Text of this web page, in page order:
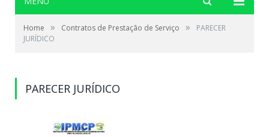
Home » Contratos de Prestação de Serviço »
PARECER
JURÍDICO
PARECER JURÍDICO